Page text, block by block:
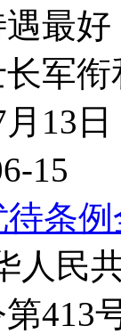
最
衔
13日
15
待条
人民
413